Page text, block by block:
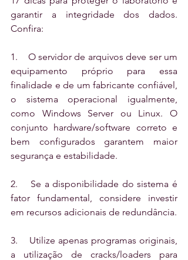
garantir a integridade dos dados.
Confira:
1.    O servidor de arquivos deve ser um
equipamento próprio para essa
finalidade e de um fabricante confiável,
o sistema operacional igualmente,
como Windows Server ou Linux. O
conjunto hardware/software correto e
bem configurados garantem maior
segurança e estabilidade.
2.    Se a disponibilidade do sistema é
fator fundamental, considere investir
3.    Utilize apenas programas originais,
a utilização de cracks/loaders para